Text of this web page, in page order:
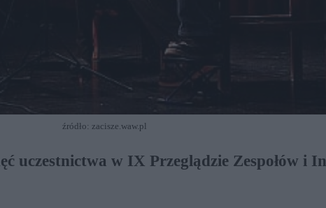
źródło: zacisze.waw.pl
uczestnictwa w IX Przeglądzie Zespołów i